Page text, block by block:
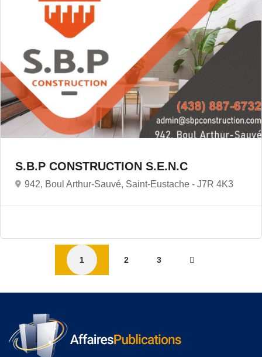
S.B.P CONSTRUCTION S.E.N.C
942, Boul Arthur-Sauvé, Saint-Eustache - J7R 4K3
1 2 3